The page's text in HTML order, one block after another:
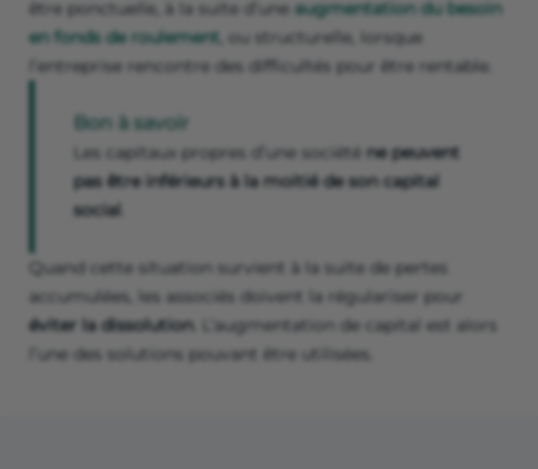
être ponctuelle, à la suite d’une augmentation du besoin
en fonds de roulement , ou structurelle, lorsque
l’entreprise rencontre des difficultés pour être rentable.
Bon à savoir
Les capitaux propres d’une société ne peuvent
pas être inférieurs à la moitié de son capital
social
Quand cette situation survient à la suite de pertes
accumulées, les associés doivent la régulariser pour
éviter la dissolution. L’augmentation de capital est alors
l’une des solutions pouvant être utilisées.